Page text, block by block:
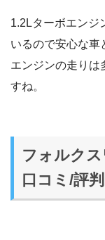
1.2Lターボエンジ
いるので安心な車
エンジンの走りは
すね。
フォルク
口コミ/評判